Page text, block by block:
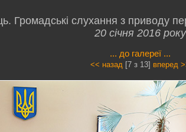
Громадські слухання з приводу
20 січня 2016 року
... до галереї ...
<< назад [7 з 13] вперед